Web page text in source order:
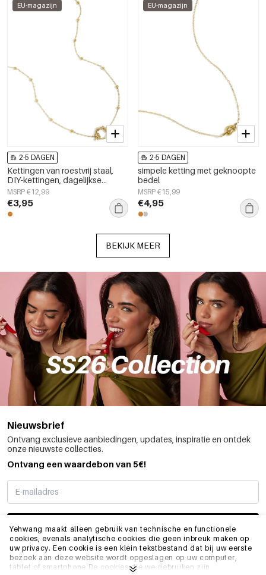
Yehwang maakt alleen gebruik van technische en functionele
cookies, evenals analytische cookies die geen inbreuk maken op
uw privacy. Een cookie is een klein tekstbestand dat bij uw eerste
bezoek aan deze website wordt opgeslagen op uw computer,
tablet of smartphone.De cookies die we gebruiken zijn
EU-magazijn
2-5 DAGEN
Kettingen van roestvrij staal,
DIY-kettingen, dagelijkse
eenvoudige serie,
damessieraden
MSRP €12,99
€3,95
EU-magazijn
2-5 DAGEN
simpele ketting met geknoopte
bedel
MSRP €15,99
€4,95
BEKIJK MEER
Nieuwsbrief
Ontvang exclusieve aanbiedingen, updates, inspiratie en ontdek
onze nieuwste collecties.
Ontvang een waardebon van 5€!
SCHRIJF ME IN
INFO